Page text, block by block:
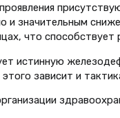
и значительным
что
истинную
зависит и